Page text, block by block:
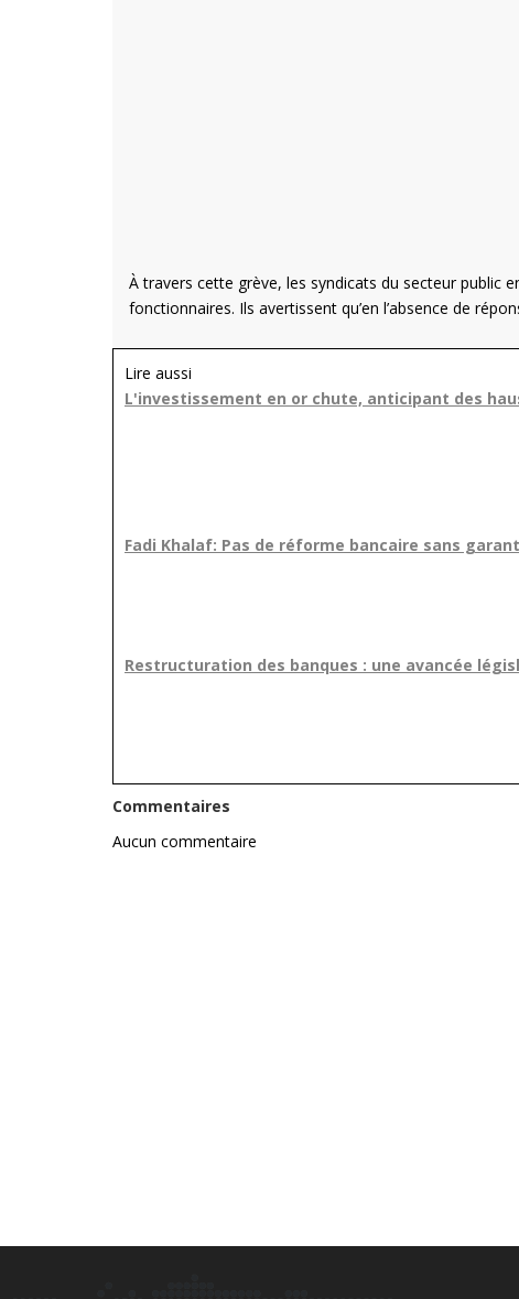
À travers cette grève, les syndicats du secteur public
fonctionnaires. Ils avertissent qu’en l’absence de
Lire aussi
L'investissement en or chute, anticipant des
Fadi Khalaf: Pas de réforme bancaire sans
Restructuration des banques : une avancée
Commentaires
Aucun commentaire